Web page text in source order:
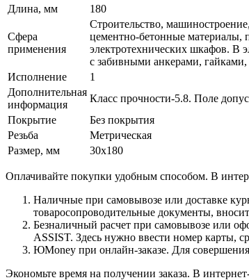
Длина, мм
180
Сфера
применения
Строительство,
цементно-бетонные материалы,
электротехнических шкафов. В
с забивными анкерами,
Исполнение
1
Дополнительная
информация
Класс прочности-5.8. Поле
Покрытие
Без покрытия
Резьба
Метрическая
Размер, мм
30x180
Оплачивайте покупки удобным способом. В
Наличные при самовывозе или доставке
товаросопроводительные документы,
Безналичный расчет при самовывозе или
ASSIST. Здесь нужно ввести номер карты,
ЮMoney при онлайн-заказе. Для
Экономьте время на получении заказа. В